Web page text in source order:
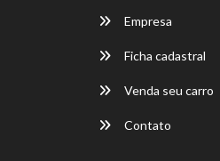
Empresa
Ficha cadastral
Venda seu carro
Contato